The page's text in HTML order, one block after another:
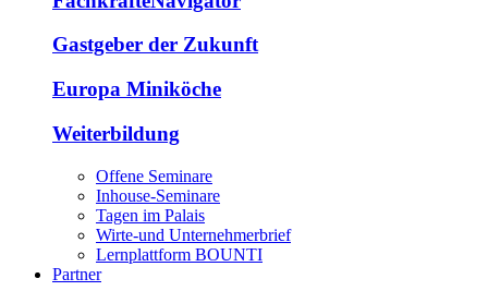
Gastgeber der Zukunft
Europa Miniköche
Weiterbildung
Offene Seminare
Inhouse-Seminare
Tagen im Palais
Wirte-und Unternehmerbrief
Lernplattform BOUNTI
Partner